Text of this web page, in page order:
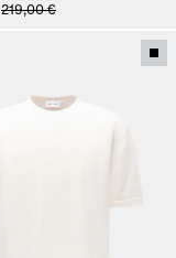
219,00 €